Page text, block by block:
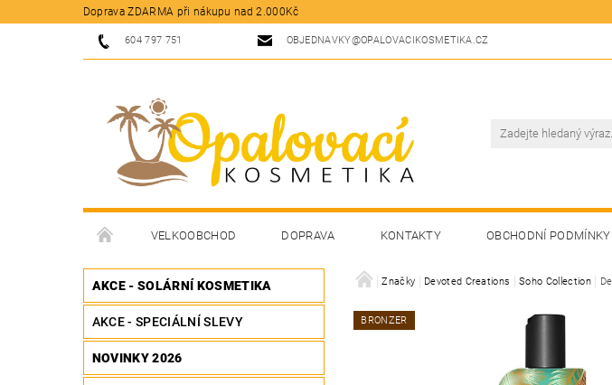
Doprava ZDARMA při nákupu nad 2.000Kč
604 797 751 OBJEDNAVKY@OPALOVACIKOSMETIKA.CZ
VELKOOBCHOD DOPRAVA KONTAKTY OBCHODNÍ
AKCE - SOLÁRNÍ KOSMETIKA
AKCE - SPECIÁLNÍ SLEVY
NOVINKY 2026
Značky Devoted Creations Soho Collection
BRONZER